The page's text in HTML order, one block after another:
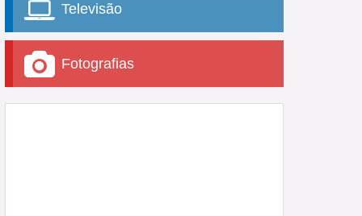
Televisão
Fotografias